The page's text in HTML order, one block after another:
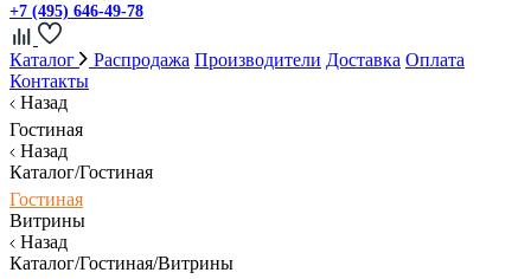
+7 (495) 646-49-78
Каталог Распродажа Производители Доставка Оплата
Контакты
Назад
Гостиная
Назад
Каталог/Гостиная
Гостиная
Витрины
Назад
Каталог/Гостиная/Витрины